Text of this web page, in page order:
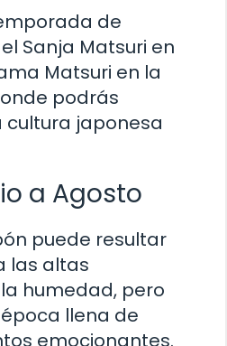
de
Sanja Matsuri en
Matsuri en la
podrás
cultura japonesa
a Agosto
puede resultar
las altas
humedad, pero
llena de
emocionantes.